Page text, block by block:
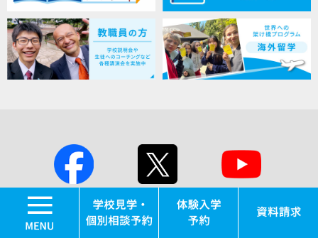
学校見学・個別相
体験入
Facebook YouTube